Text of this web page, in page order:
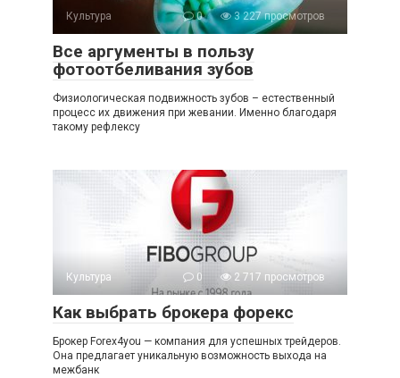
Культура 0 3 227 просмотров
Все аргументы в пользу
фотоотбеливания зубов
Физиологическая подвижность зубов – естественный
процесс их движения при жевании. Именно благодаря
такому рефлексу
Культура 0 2 717 просмотров
Как выбрать брокера форекс
Брокер Forex4you — компания для успешных трейдеров.
Она предлагает уникальную возможность выхода на
межбанк